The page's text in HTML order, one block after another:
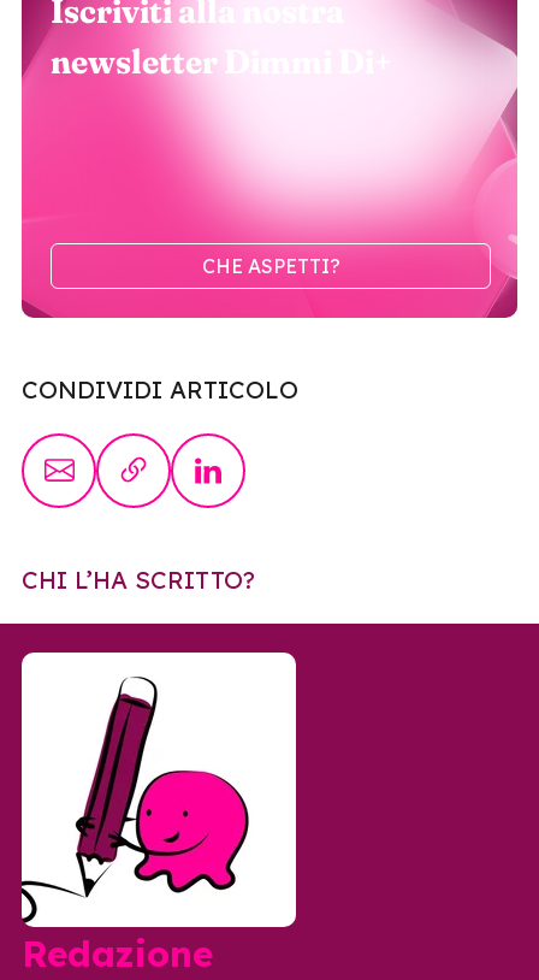
Iscriviti alla nostra
newsletter Dimmi Di+
CHE ASPETTI?
CONDIVIDI ARTICOLO
CHI L’HA SCRITTO?
Redazione